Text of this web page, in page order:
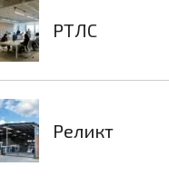
РТЛС
Реликт